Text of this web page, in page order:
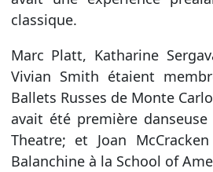
classique.
Marc Platt, Katharine
Vivian Smith étaient
Ballets Russes de Monte
avait été première danseuse
Theatre; et Joan
Balanchine à la School of